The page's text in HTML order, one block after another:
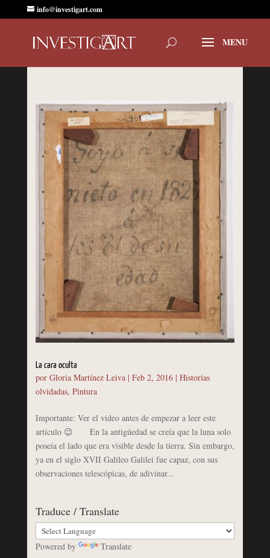
info@investigart.com
La cara oculta
por Gloria Martínez Leiva| Feb 2, 2016| Historias
olvidadas, Pintura
Importante: Ver el video antes de empezar a leer este
artículo 😉 En la antigüedad se creía que la luna solo
poseía el lado que era visible desde la tierra. Sin embargo,
ya en el siglo XVII Galileo Galilei fue capaz, con sus
observaciones telescópicas, de adivinar...
Traduce / Translate
Powered by Translate